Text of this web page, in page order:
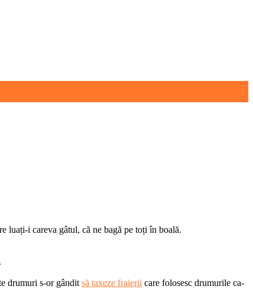
luați-i careva gâtul, că ne bagă pe toți în boală.
drumuri s-or gândit să taxeze fraierii care folosesc drumurile ca-